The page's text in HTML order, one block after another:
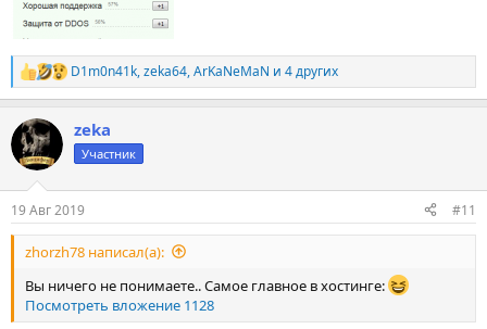
Р
е
к
ц
и
D1m0n41k,zeka64,ArKaNeMaN и 4 других
zeka
Участник
19 Авг 2019 #11
zhorzh78 написал(а):
Вы ничего не понимаете.. Самое главное в хостинге:
Посмотреть вложение 1128